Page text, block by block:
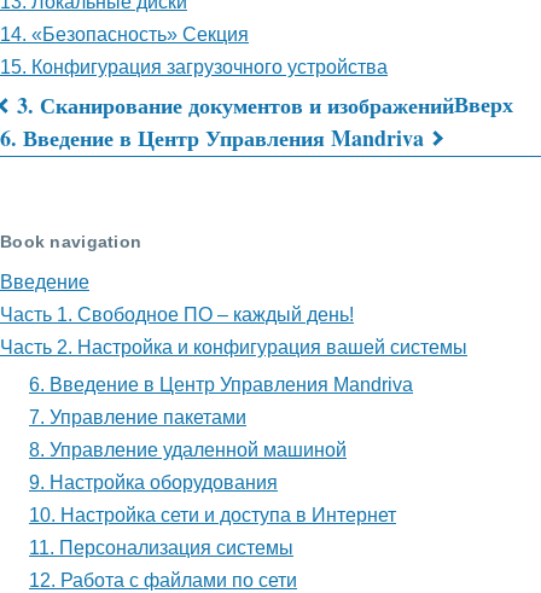
14. «Безопасность» Секция
15. Конфигурация загрузочного устройства
Перекрёстные
Часть
2.
Настройка
конфигурация
вашей
системы
3. Сканирование документов и изображенийВверх
6. Введение в Центр Управления Mandriva
Book navigation
Введение
Часть 1. Свободное ПО – каждый день!
Часть 2. Настройка и конфигурация вашей системы
6. Введение в Центр Управления Mandriva
7. Управление пакетами
8. Управление удаленной машиной
9. Настройка оборудования
10. Настройка сети и доступа в Интернет
11. Персонализация системы
12. Работа с файлами по сети